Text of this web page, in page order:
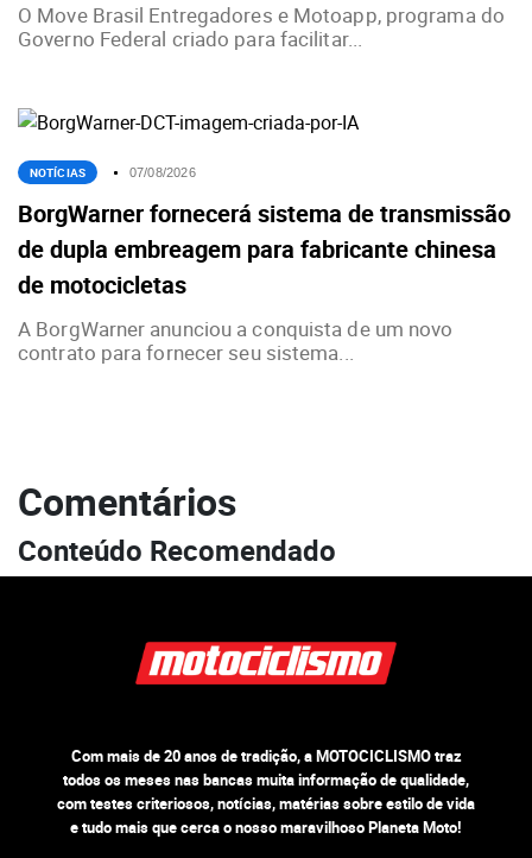
O Move Brasil Entregadores e Motoapp, programa do
Governo Federal criado para facilitar...
NOTÍCIAS 07/08/2026
BorgWarner fornecerá sistema de transmissão
de dupla embreagem para fabricante chinesa
de motocicletas
A BorgWarner anunciou a conquista de um novo
contrato para fornecer seu sistema...
Comentários
Conteúdo Recomendado
Com mais de 20 anos de tradição, a MOTOCICLISMO traz
todos os meses nas bancas muita informação de qualidade,
com testes criteriosos, notícias, matérias sobre estilo de vida
e tudo mais que cerca o nosso maravilhoso Planeta Moto!